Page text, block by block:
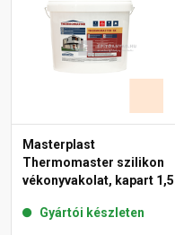
Masterplast
Thermomaster szilikon
vékonyvakolat, kapart 1,5
Gyártói készleten